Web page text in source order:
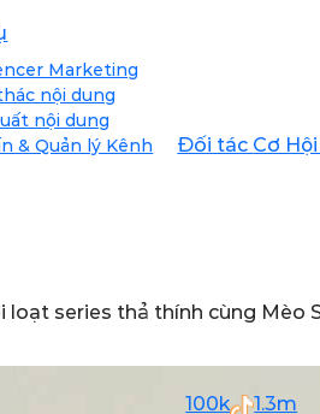
Marketing
nội dung
nội dung
& Quản lý Kênh
Đối tác Cơ
series thả thính cùng Mèo
100k 1.3m